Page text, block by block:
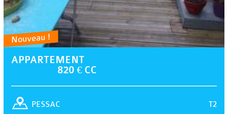
Nouveau !
APPARTEMENT
820 € CC
T2
PESSAC